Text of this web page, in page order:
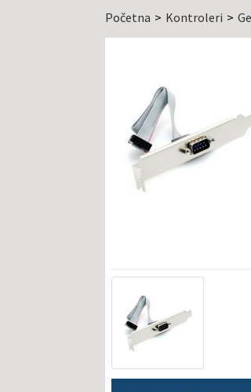
Početna Kontroleri